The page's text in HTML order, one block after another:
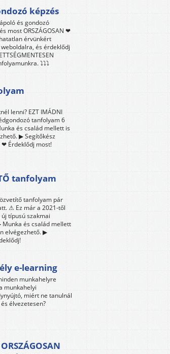
képzés
és gondozó
most ORSZÁGOSAN ❤
érvünkért
és érdeklődj
⤵⤵⤵
lenni? EZT IMÁDNI
tanfolyam 6
és család mellett is
▶ Segítőkész
Érdeklődj most!
tanfolyam
tanfolyam pár
⚠ Ez már a 2021-től
típusú szakmai
Munka és család mellett
elvégezhető. ▶
e-learning
munkahelyre
munkahelyi
miért ne tanulnál
élvezetesen?